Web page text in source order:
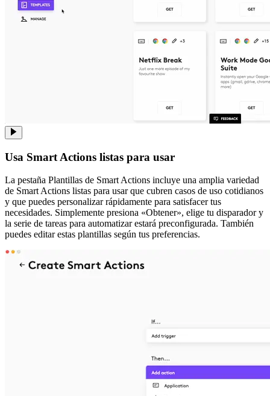
Usa Smart Actions listas para usar
La pestaña Plantillas de Smart Actions incluye una amplia variedad
de Smart Actions listas para usar que cubren casos de uso cotidianos
y que puedes personalizar rápidamente para satisfacer tus
necesidades. Simplemente presiona «Obtener», elige tu disparador y
la serie de tareas para automatizar estará preconfigurada. También
puedes editar estas plantillas según tus preferencias.